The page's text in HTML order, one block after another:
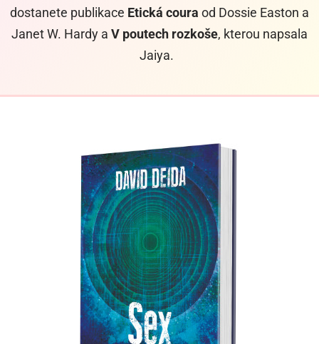
dostanete publikace Etická coura od Dossie Easton a
Janet W. Hardy a V poutech rozkoše, kterou napsala
Jaiya.